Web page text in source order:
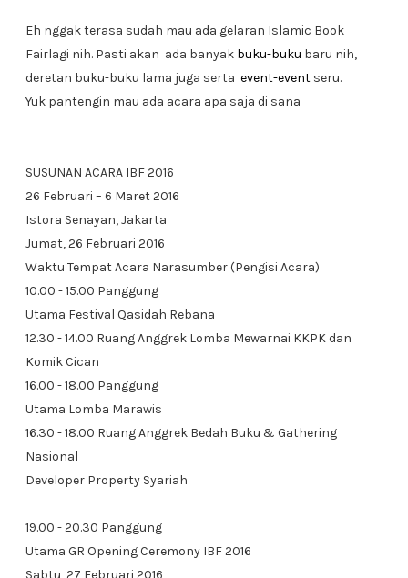
Eh nggak terasa sudah mau ada gelaran Islamic Book
Fairlagi nih. Pasti akan ada banyak buku-buku baru nih,
deretan buku-buku lama juga serta event-event seru.
Yuk pantengin mau ada acara apa saja di sana
SUSUNAN ACARA IBF 2016
26 Februari – 6 Maret 2016
Istora Senayan, Jakarta
Jumat, 26 Februari 2016
Waktu Tempat Acara Narasumber (Pengisi Acara)
10.00 - 15.00 Panggung
Utama Festival Qasidah Rebana
12.30 - 14.00 Ruang Anggrek Lomba Mewarnai KKPK dan
Komik Cican
16.00 - 18.00 Panggung
Utama Lomba Marawis
16.30 - 18.00 Ruang Anggrek Bedah Buku & Gathering
Nasional
Developer Property Syariah
19.00 - 20.30 Panggung
Utama GR Opening Ceremony IBF 2016
Sabtu, 27 Februari 2016